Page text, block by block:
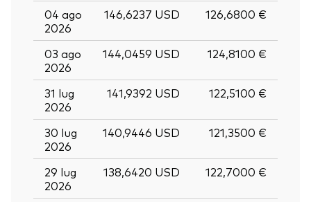
04 ago
2026
146,6237 USD 126,6800 €
03 ago
2026
144,0459 USD 124,8100 €
31 lug
2026
141,9392 USD 122,5100 €
30 lug
2026
140,9446 USD 121,3500 €
29 lug
2026
138,6420 USD 122,7000 €